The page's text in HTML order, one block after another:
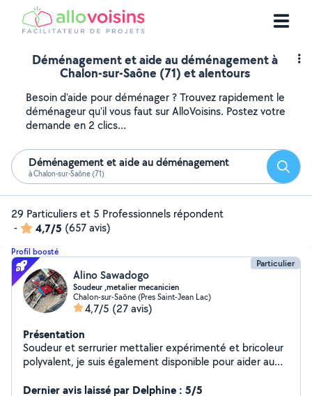
Déménagement et aide au déménagement à
Chalon-sur-Saône (71) et alentours
Besoin d'aide pour déménager ? Trouvez rapidement le
déménageur qu'il vous faut sur AlloVoisins. Postez votre
demande en 2 clics...
Déménagement et aide au déménagement
à Chalon-sur-Saône (71)
29 Particuliers et 5 Professionnels répondent
-
4,7/5 (657 avis)
Profil boosté
Particulier
Alino Sawadogo
Soudeur ,metalier mecanicien
Chalon-sur-Saône (Pres Saint-Jean Lac)
4,7/5 (27 avis)
Présentation
Soudeur et serrurier mettalier expérimenté et bricoleur
polyvalent, je suis également disponible pour aider au
travaillent loin et n'ont pas de véhicule. Rigoureux, fiable
Dernier avis laissé par Delphine : 5/5